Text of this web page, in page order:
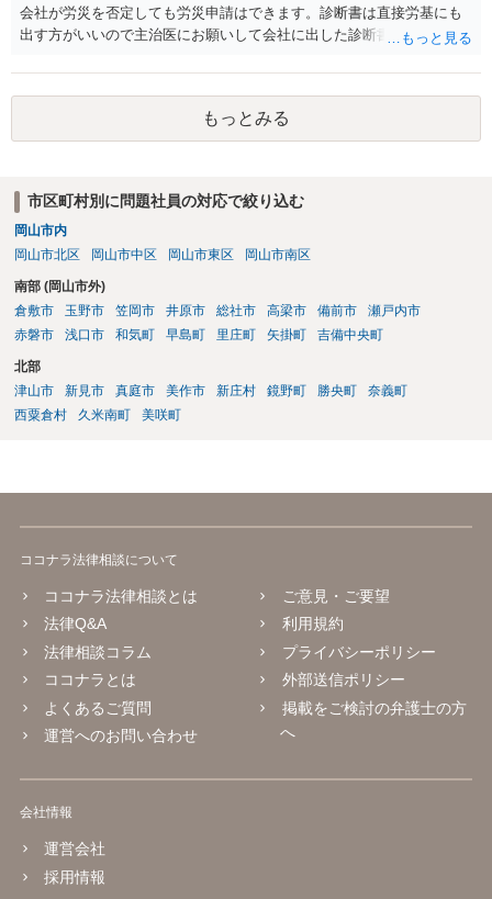
会社が労災を否定しても労災申請はできます。診断書は直接労基にも
出す方がいいので主治医にお願いして会社に出した診断書の写しをも
もっとみる
市区町村別に問題社員の対応で絞り込む
岡山市内
岡山市北区
岡山市中区 岡山市東区 岡山市南区
南部 (岡山市外)
倉敷市
玉野市 笠岡市 井原市 総社市 高梁市 備前市
瀬戸内市
赤磐市
浅口市 和気町 早島町 里庄町 矢掛町 吉備中央町
北部
津山市
新見市 真庭市 美作市 新庄村 鏡野町 勝央町
奈義町
西粟倉村
久米南町 美咲町
ココナラ法律相談について
ココナラ法律相談とは
法律Q&A
法律相談コラム
ココナラとは
よくあるご質問
運営へのお問い合わせ
ご意見・ご要望
利用規約
プライバシーポリシー
外部送信ポリシー
掲載をご検討の弁護士の方
へ
会社情報
運営会社
採用情報